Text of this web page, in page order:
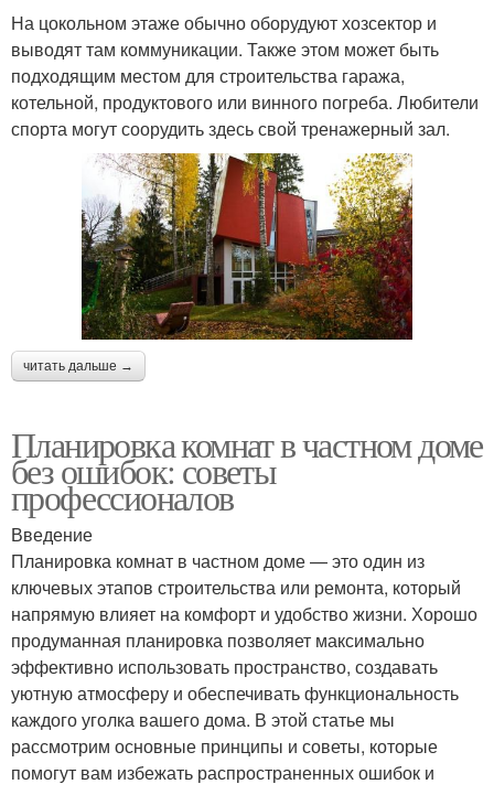
На цокольном этаже обычно оборудуют хозсектор и
выводят там коммуникации. Также этом может быть
подходящим местом для строительства гаража,
котельной, продуктового или винного погреба. Любители
спорта могут соорудить здесь свой тренажерный зал.
читать дальше →
Планировка комнат в частном доме
без ошибок: советы
профессионалов
Введение
Планировка комнат в частном доме — это один из
ключевых этапов строительства или ремонта, который
напрямую влияет на комфорт и удобство жизни. Хорошо
продуманная планировка позволяет максимально
эффективно использовать пространство, создавать
уютную атмосферу и обеспечивать функциональность
каждого уголка вашего дома. В этой статье мы
рассмотрим основные принципы и советы, которые
помогут вам избежать распространенных ошибок и